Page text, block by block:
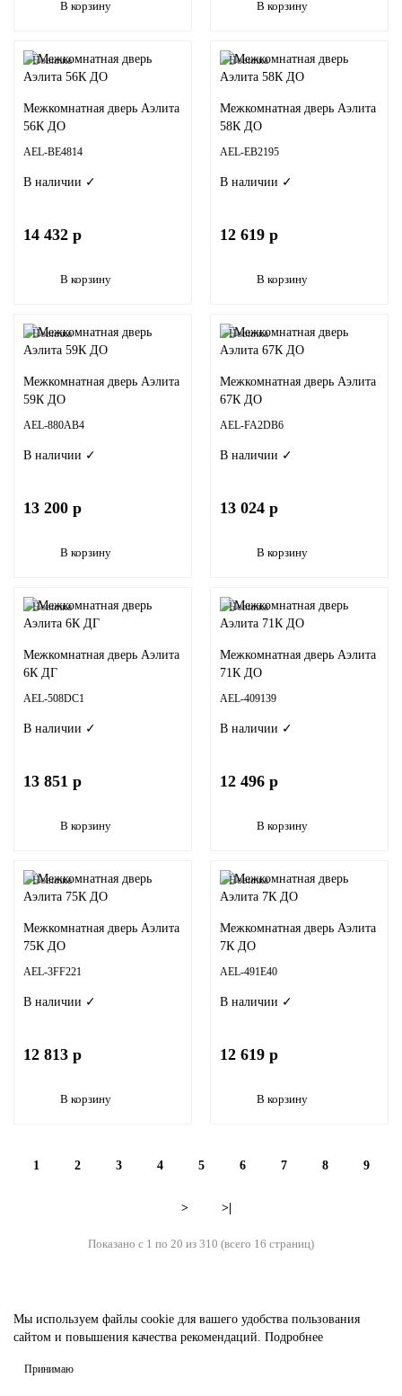
В корзину В корзину
Новинка
Межкомнатная дверь Аэлита
56К ДО
AEL-BE4814
В наличии ✓
14 432 р
В корзину
Новинка
Межкомнатная дверь Аэлита
58К ДО
AEL-EB2195
В наличии ✓
12 619 р
В корзину
Новинка
Межкомнатная дверь Аэлита
59К ДО
AEL-880AB4
В наличии ✓
13 200 р
В корзину
Новинка
Межкомнатная дверь Аэлита
67К ДО
AEL-FA2DB6
В наличии ✓
13 024 р
В корзину
Новинка
Межкомнатная дверь Аэлита
6К ДГ
AEL-508DC1
В наличии ✓
13 851 р
В корзину
Новинка
Межкомнатная дверь Аэлита
71К ДО
AEL-409139
В наличии ✓
12 496 р
В корзину
Новинка
Межкомнатная дверь Аэлита
75К ДО
AEL-3FF221
В наличии ✓
12 813 р
В корзину
Новинка
Межкомнатная дверь Аэлита
7К ДО
AEL-491E40
В наличии ✓
12 619 р
В корзину
1 2 3 4 5 6 7 8 9
> >|
Показано с 1 по 20 из 310 (всего 16 страниц)
Мы используем файлы cookie для вашего удобства пользования
сайтом и повышения качества рекомендаций. Подробнее
Принимаю